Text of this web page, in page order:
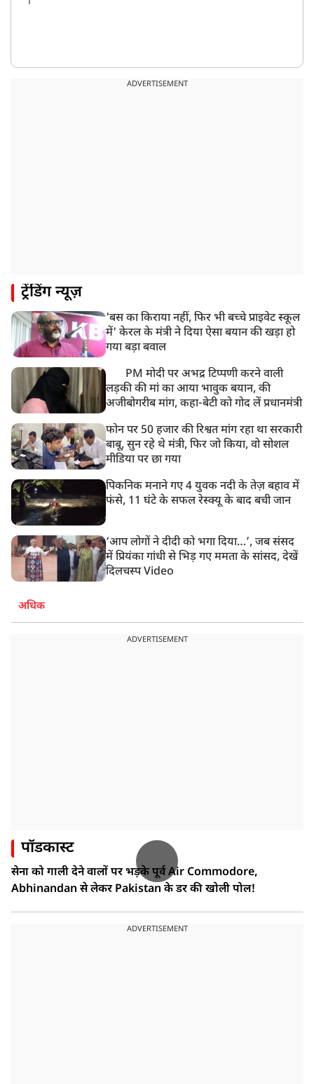
ADVERTISEMENT
ट्रेंडिंग न्यूज़
'बस का किराया नहीं, फिर भी बच्चे प्राइवेट स्कूल
में' केरल के मंत्री ने दिया ऐसा बयान की खड़ा हो
गया बड़ा बवाल
PM मोदी पर अभद्र टिप्पणी करने वाली
लड़की की मां का आया भावुक बयान, की
अजीबोगरीब मांग, कहा-बेटी को गोद लें प्रधानमंत्री
फोन पर 50 हजार की रिश्वत मांग रहा था सरकारी
बाबू, सुन रहे थे मंत्री, फिर जो किया, वो सोशल
मीडिया पर छा गया
पिकनिक मनाने गए 4 युवक नदी के तेज़ बहाव में
फंसे, 11 घंटे के सफल रेस्क्यू के बाद बची जान
‘आप लोगों ने दीदी को भगा दिया…’, जब संसद
में प्रियंका गांधी से भिड़ गए ममता के सांसद, देखें
दिलचस्प Video
अधिक
ADVERTISEMENT
पॉडकास्ट
सेना को गाली देने वालों पर भड़के पूर्व Air Commodore,
Abhinandan से लेकर Pakistan के डर की खोली पोल!
ADVERTISEMENT